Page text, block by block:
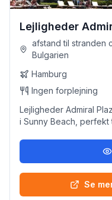
Lejligheder
afstand til stranden
Bulgarien
Hamburg
Ingen forplejning
Lejligheder Admiral
i Sunny Beach,
Se